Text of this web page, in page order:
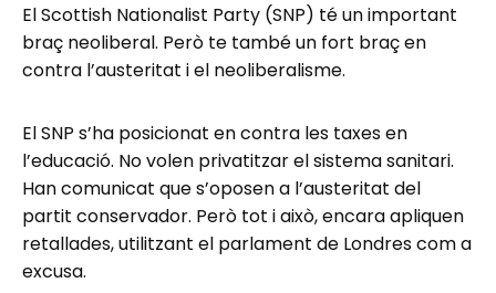
El Scottish Nationalist Party (SNP) té un important
braç neoliberal. Però te també un fort braç en
contra l’austeritat i el neoliberalisme.
El SNP s’ha posicionat en contra les taxes en
l’educació. No volen privatitzar el sistema sanitari.
Han comunicat que s’oposen a l’austeritat del
partit conservador. Però tot i això, encara apliquen
retallades, utilitzant el parlament de Londres com a
excusa.